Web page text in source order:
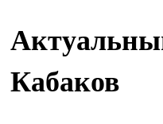
Кабаков